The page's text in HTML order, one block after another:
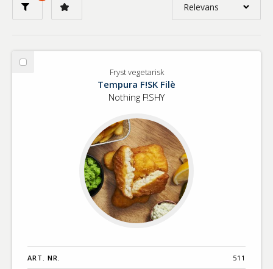
Relevans
Välj
Fryst vegetarisk
Tempura F!SK Filè
Nothing F!SHY
ART. NR. 511